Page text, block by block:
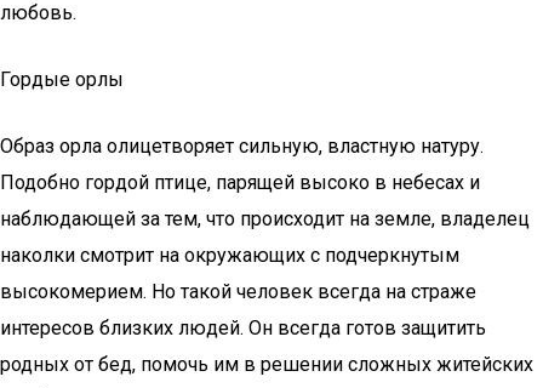
любовь.
Гордые орлы
Образ орла олицетворяет сильную, властную натуру.
Подобно гордой птице, парящей высоко в небесах и
наблюдающей за тем, что происходит на земле, владелец
наколки смотрит на окружающих с подчеркнутым
высокомерием. Но такой человек всегда на страже
интересов близких людей. Он всегда готов защитить
родных от бед, помочь им в решении сложных житейских